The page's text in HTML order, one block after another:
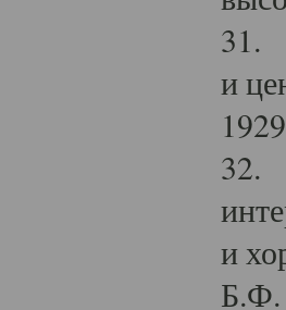
31.
и
32.
и
Б.Ф.